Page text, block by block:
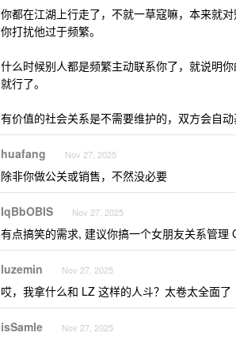
你都在江湖上行走了，不就一草寇嘛，本来就
你打扰他过于频繁。
什么时候别人都是频繁主动联系你了，就说明
就行了。
有价值的社会关系是不需要维护的，双方会自动
huafang Nov 27, 2025
除非你做公关或销售，不然没必要
IqBbOBIS Nov 27, 2025
有点搞笑的需求, 建议你搞一个女朋友关系管理
luzemin Nov 27, 2025
哎，我拿什么和 LZ 这样的人斗？太卷太全面了
isSamle Nov 27, 2025